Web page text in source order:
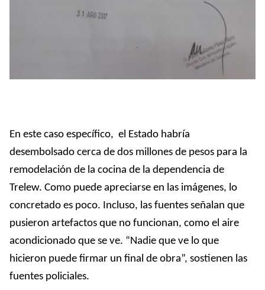
En este caso específico, el Estado habría
desembolsado cerca de dos millones de pesos para la
remodelación de la cocina de la dependencia de
Trelew. Como puede apreciarse en las imágenes, lo
concretado es poco. Incluso, las fuentes señalan que
pusieron artefactos que no funcionan, como el aire
acondicionado que se ve. “Nadie que ve lo que
hicieron puede firmar un final de obra”, sostienen las
fuentes policiales.